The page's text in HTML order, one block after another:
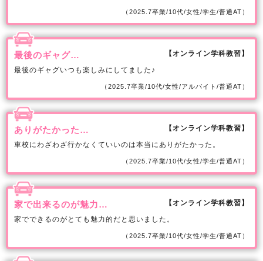
（2025.7卒業/10代/女性/学生/普通AT）
最後のギャグ…
【オンライン学科教習】
最後のギャグいつも楽しみにしてました♪
（2025.7卒業/10代/女性/アルバイト/普通AT）
ありがたかった…
【オンライン学科教習】
車校にわざわざ行かなくていいのは本当にありがたかった。
（2025.7卒業/10代/女性/学生/普通AT）
家で出来るのが魅力…
【オンライン学科教習】
家でできるのがとても魅力的だと思いました。
（2025.7卒業/10代/女性/学生/普通AT）